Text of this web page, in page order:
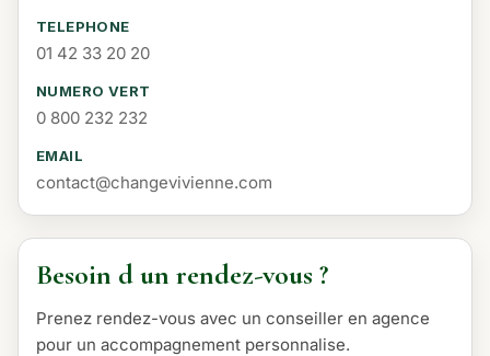
TELEPHONE
01 42 33 20 20
NUMERO VERT
0 800 232 232
EMAIL
contact@changevivienne.com
Besoin d un rendez-vous ?
Prenez rendez-vous avec un conseiller en agence
pour un accompagnement personnalise.